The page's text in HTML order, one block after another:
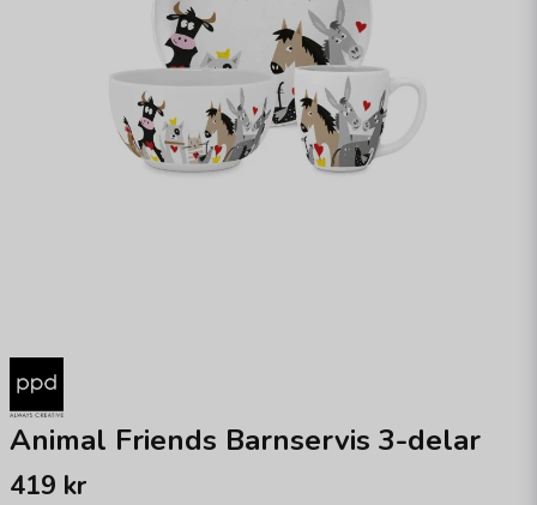
Animal Friends Barnservis 3-delar
419 kr